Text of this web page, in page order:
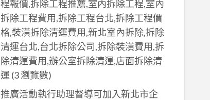
程報價,拆除工程推薦,室內拆除工程,室內
拆除工程費用,拆除工程台北,拆除工程價
格,裝潢拆除清運費用,新北室內拆除,拆除
清運台北,台北拆除公司,拆除裝潢費用,拆
除清運費用,辦公室拆除清運,店面拆除清
運 (3 瀏覽數)
推廣活動執行助理督導可加入新北市企